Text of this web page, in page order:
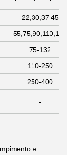
22,30,37,45
55,75,90,110,132
75-132
110-250
250-400
-
e